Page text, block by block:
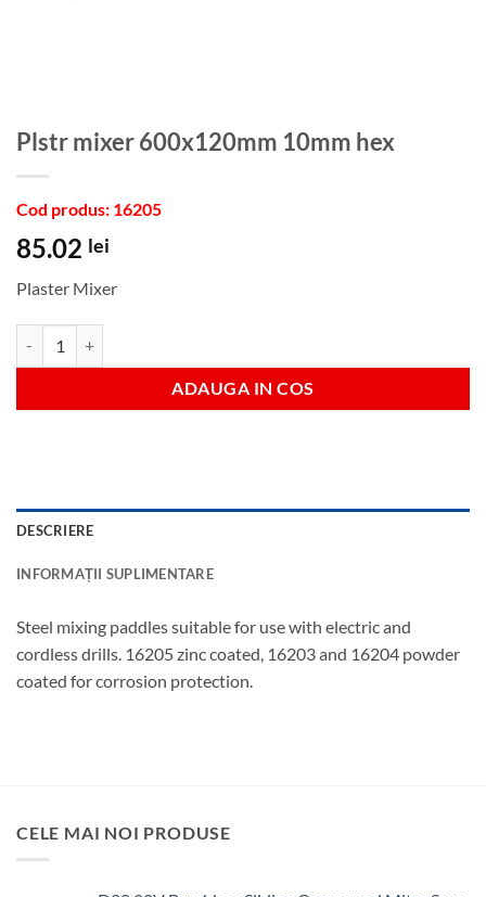
plstr mixer 600x120mm 10mm hex
Cod produs: 16205
85.02 lei
Plaster Mixer
ADAUGA IN COS
DESCRIERE
INFORMAȚII SUPLIMENTARE
Steel mixing paddles suitable for use with electric and
cordless drills. 16205 zinc coated, 16203 and 16204 powder
coated for corrosion protection.
CELE MAI NOI PRODUSE